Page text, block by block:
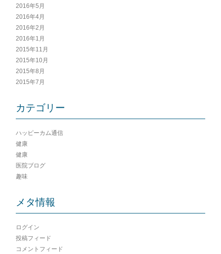
2016年5月
2016年4月
2016年2月
2016年1月
2015年11月
2015年10月
2015年8月
2015年7月
カテゴリー
ハッピーカム通信
健康
健康
医院ブログ
趣味
メタ情報
ログイン
投稿フィード
コメントフィード